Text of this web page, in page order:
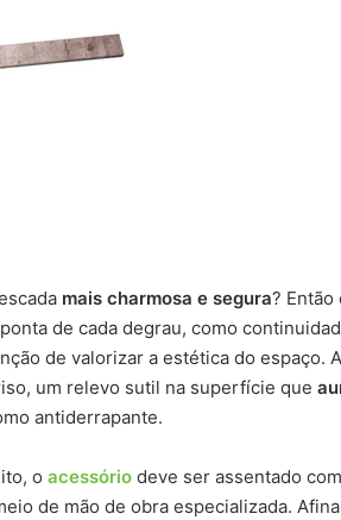
mais charmosa e segura?
de cada degrau, como
de valorizar a estética do espaço.
um relevo sutil na superfície que
antiderrapante.
o acessório deve ser assentado
de mão de obra especializada.